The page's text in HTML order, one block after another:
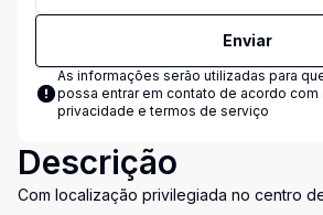
Enviar
As informações serão utilizadas para
possa entrar em contato de acordo com
privacidade e termos de serviço
Descrição
Com localização privilegiada no centro